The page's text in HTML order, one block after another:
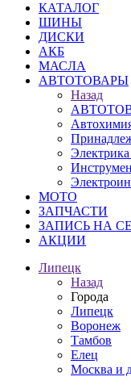
КАТАЛОГ
ШИНЫ
ДИСКИ
АКБ
МАСЛА
АВТОТОВАРЫ
Назад
МОТО
ЗАПЧАСТИ
ЗАПИСЬ НА
АКЦИИ
Липецк
Назад
Города
Липецк
Воронеж
Тамбов
Елец
Москва и